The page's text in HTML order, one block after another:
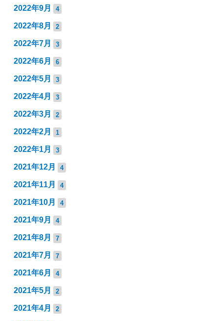
2022年9月 4
2022年8月 2
2022年7月 3
2022年6月 6
2022年5月 3
2022年4月 3
2022年3月 2
2022年2月 1
2022年1月 3
2021年12月 4
2021年11月 4
2021年10月 4
2021年9月 4
2021年8月 7
2021年7月 7
2021年6月 4
2021年5月 2
2021年4月 2